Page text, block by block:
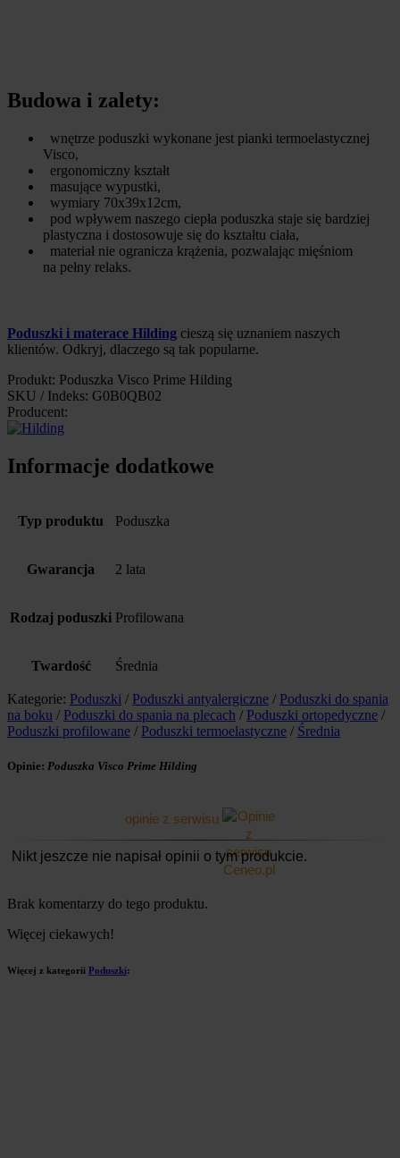
Budowa i zalety:
wnętrze poduszki wykonane jest pianki termoelastycznej
Visco,
ergonomiczny kształt
masujące wypustki,
wymiary 70x39x12cm,
pod wpływem naszego ciepła poduszka staje się bardziej
plastyczna i dostosowuje się do kształtu ciała,
materiał nie ogranicza krążenia, pozwalając mięśniom
na pełny relaks.
Poduszki i materace Hilding cieszą się uznaniem naszych
klientów. Odkryj, dlaczego są tak popularne.
Produkt: Poduszka Visco Prime Hilding
SKU / Indeks: G0B0QB02
Producent:
Informacje dodatkowe
Typ produktu Poduszka
Gwarancja 2 lata
Rodzaj poduszki Profilowana
Twardość Średnia
Kategorie: Poduszki / Poduszki antyalergiczne / Poduszki do spania
na boku / Poduszki do spania na plecach / Poduszki ortopedyczne /
Poduszki profilowane / Poduszki termoelastyczne / Średnia
Opinie: Poduszka Visco Prime Hilding
opinie z serwisu
Nikt jeszcze nie napisał opinii o tym produkcie.
Brak komentarzy do tego produktu.
Więcej ciekawych!
Więcej z kategorii Poduszki: